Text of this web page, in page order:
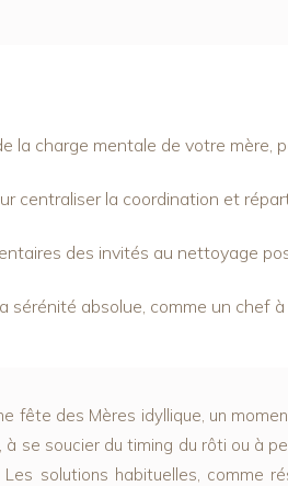
la charge mentale de votre mère,
centraliser la coordination et
des invités au nettoyage
sérénité absolue, comme un chef
fête des Mères idyllique, un
se soucier du timing du rôti ou à
solutions habituelles, comme